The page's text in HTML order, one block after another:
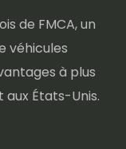
de FMCA, un
véhicules
à plus
États-Unis.